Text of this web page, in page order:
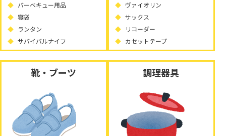
バーベキュー用品
寝袋
ランタン
サバイバルナイフ
ヴァイオリン
サックス
リコーダー
カセットテープ
靴・ブーツ 調理器具